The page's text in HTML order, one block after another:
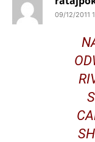
09/12/2011